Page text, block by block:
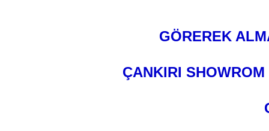
GÖREREK
ÇANKIRI